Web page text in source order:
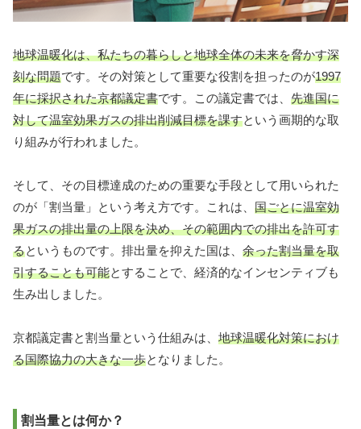
地球温暖化は、私たちの暮らしと地球全体の未来を脅かす深
刻な問題です。その対策として重要な役割を担ったのが1997
年に採択された京都議定書です。この議定書では、 先進国に
対して温室効果ガスの排出削減目標を課すという画期的な取
り組みが行われました。
そして、その目標達成のための重要な手段として用いられた
のが「割当量」という考え方です。これは、 国ごとに温室効
果ガスの排出量の上限を決め、その範囲内での排出を許可す
るというものです。排出量を抑えた国は、 余った割当量を取
引することも可能とすることで、経済的なインセンティブも
生み出しました。
京都議定書と割当量という仕組みは、 地球温暖化対策におけ
る国際協力の大きな一歩となりました。
割当量とは何か？